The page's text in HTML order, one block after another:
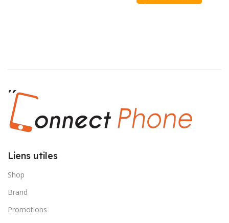
Liens utiles
Shop
Brand
Promotions